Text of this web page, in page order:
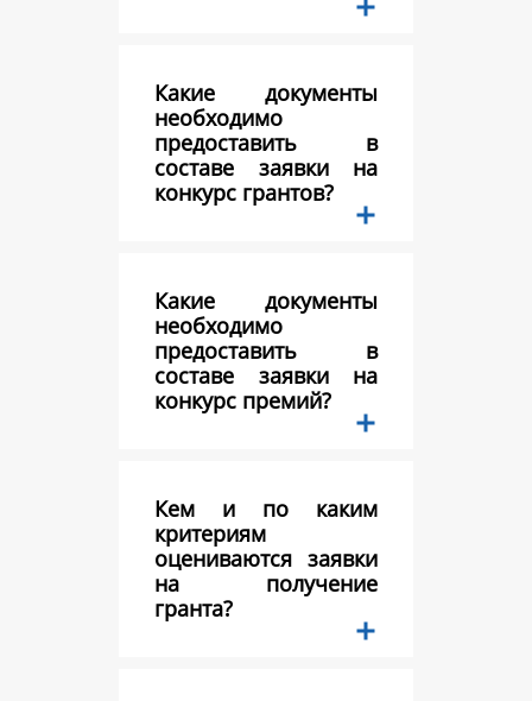
Какие документы
необходимо
предоставить в
составе заявки на
конкурс грантов?
Какие документы
необходимо
предоставить в
составе заявки на
конкурс премий?
Кем и по каким
критериям
оцениваются заявки
на получение
гранта?